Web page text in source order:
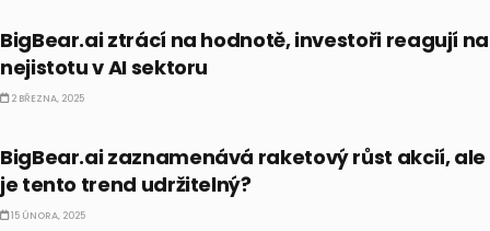
BigBear.ai ztrácí na hodnotě, investoři reagují na
nejistotu v AI sektoru
2 BŘEZNA, 2025
BigBear.ai zaznamenává raketový růst akcií, ale
je tento trend udržitelný?
15 ÚNORA, 2025